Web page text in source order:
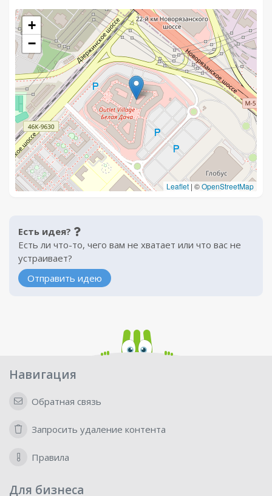
+
−
Leaflet | ©OpenStreetMap
Есть идея?
Есть ли что-то, чего вам не хватает или что вас не
устраивает?
Отправить идею
Навигация
Обратная связь
Запросить удаление контента
Правила
Для бизнеса